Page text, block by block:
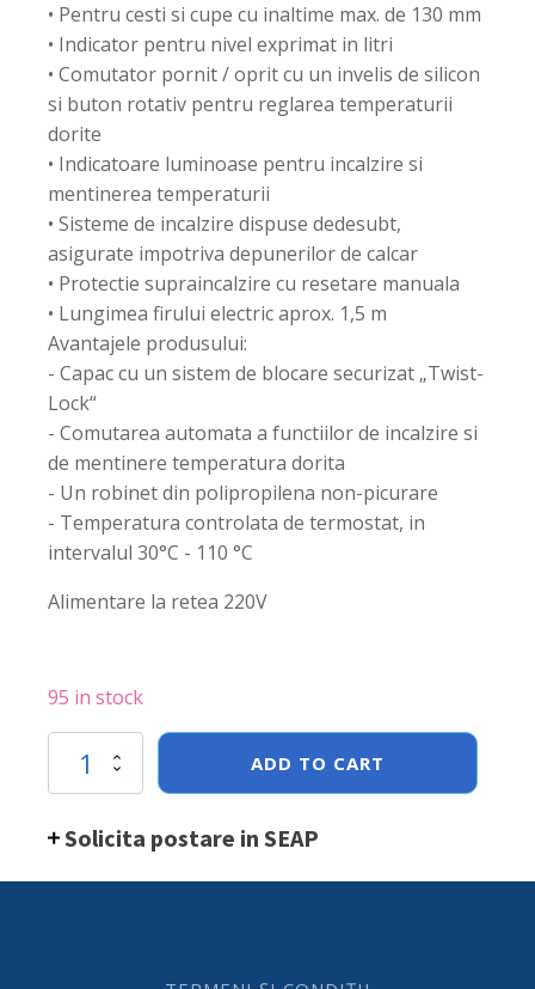
• Pentru cesti si cupe cu inaltime max. de 130 mm
• Indicator pentru nivel exprimat in litri
• Comutator pornit / oprit cu un invelis de silicon
si buton rotativ pentru reglarea temperaturii
dorite
• Indicatoare luminoase pentru incalzire si
mentinerea temperaturii
• Sisteme de incalzire dispuse dedesubt,
asigurate impotriva depunerilor de calcar
• Protectie supraincalzire cu resetare manuala
• Lungimea firului electric aprox. 1,5 m
Avantajele produsului:
- Capac cu un sistem de blocare securizat „Twist-
Lock“
- Comutarea automata a functiilor de incalzire si
de mentinere temperatura dorita
- Un robinet din polipropilena non-picurare
- Temperatura controlata de termostat, in
intervalul 30°C - 110 °C
Alimentare la retea 220V
95 in stock
Boiler
bauturi
fierbinti
lt,
ADD TO CART
Solicita postare in SEAP